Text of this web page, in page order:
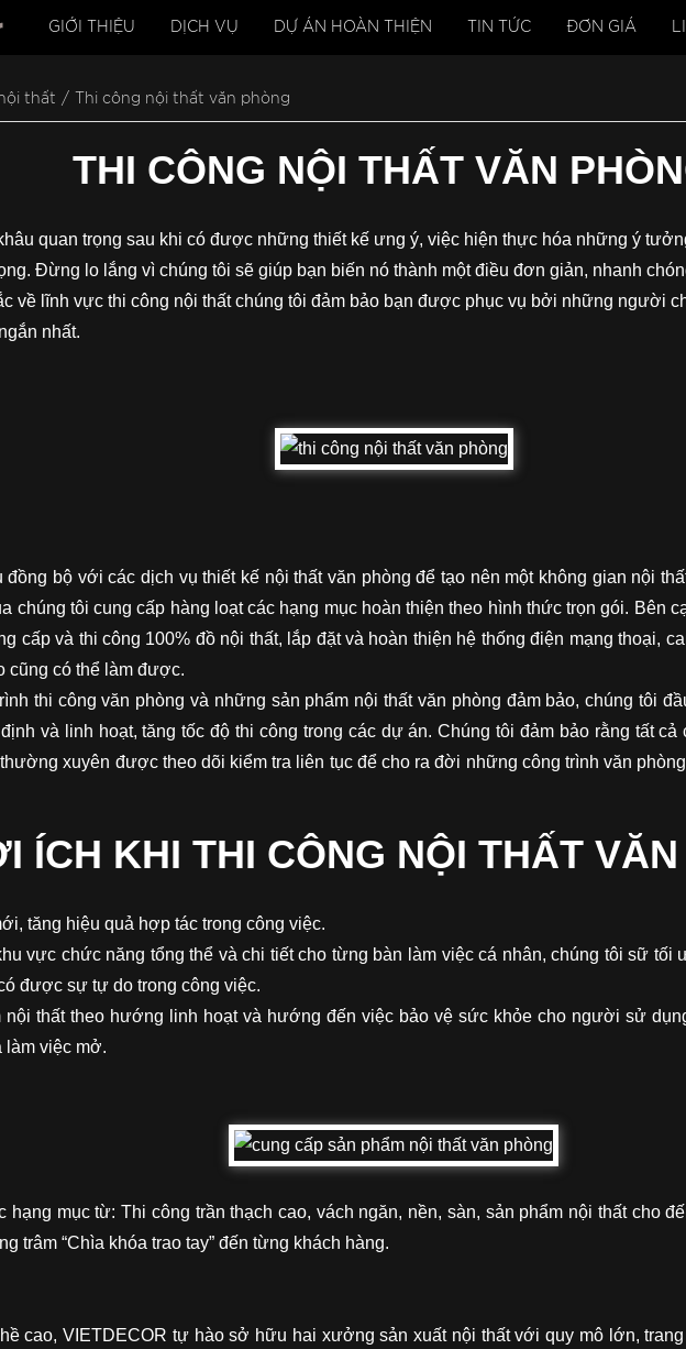
GIỚI THIỆU DỊCH VỤ DỰ ÁN HOÀN THIỆN TIN TỨC ĐƠN GIÁ
thất Thi công nội thất văn phòng
THI CÔNG NỘI THẤT VĂN
quan trọng sau khi có được những thiết kế ưng ý, việc hiện thực hóa những ý
Đừng lo lắng vì chúng tôi sẽ giúp bạn biến nó thành một điều đơn giản, nhanh
về lĩnh vực thi công nội thất chúng tôi đảm bảo bạn được phục vụ bởi những người
nhất.
bộ với các dịch vụ thiết kế nội thất văn phòng để tạo nên một không gian nội
chúng tôi cung cấp hàng loạt các hạng mục hoàn thiện theo hình thức trọn gói. Bên
cấp và thi công 100% đồ nội thất, lắp đặt và hoàn thiện hệ thống điện mạng thoại,
cũng có thể làm được.
thi công văn phòng và những sản phẩm nội thất văn phòng đảm bảo, chúng tôi
và linh hoạt, tăng tốc độ thi công trong các dự án. Chúng tôi đảm bảo rằng tất
xuyên được theo dõi kiểm tra liên tục để cho ra đời những công trình văn
ÍCH KHI THI CÔNG NỘI THẤT
tăng hiệu quả hợp tác trong công việc.
vực chức năng tổng thể và chi tiết cho từng bàn làm việc cá nhân, chúng tôi sữ tối
được sự tự do trong công việc.
nội thất theo hướng linh hoạt và hướng đến việc bảo vệ sức khỏe cho người sử
làm việc mở.
mục từ: Thi công trần thạch cao, vách ngăn, nền, sàn, sản phẩm nội thất cho
trâm “Chìa khóa trao tay” đến từng khách hàng.
cao, VIETDECOR tự hào sở hữu hai xưởng sản xuất nội thất với quy mô lớn,